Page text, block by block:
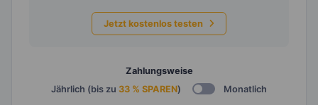
Jetzt kostenlos testen
Zahlungsweise
Jährlich (bis zu 33 % SPAREN) Monatlich